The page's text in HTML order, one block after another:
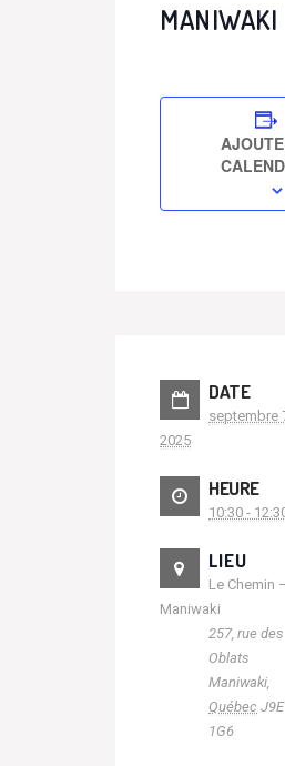
MANIWAKI
DATE
septembre
2025
HEURE
10:30 -
LIEU
Le Chemin
Maniwaki
257, rue des
Oblats
Maniwaki,
Québec J9E
1G6